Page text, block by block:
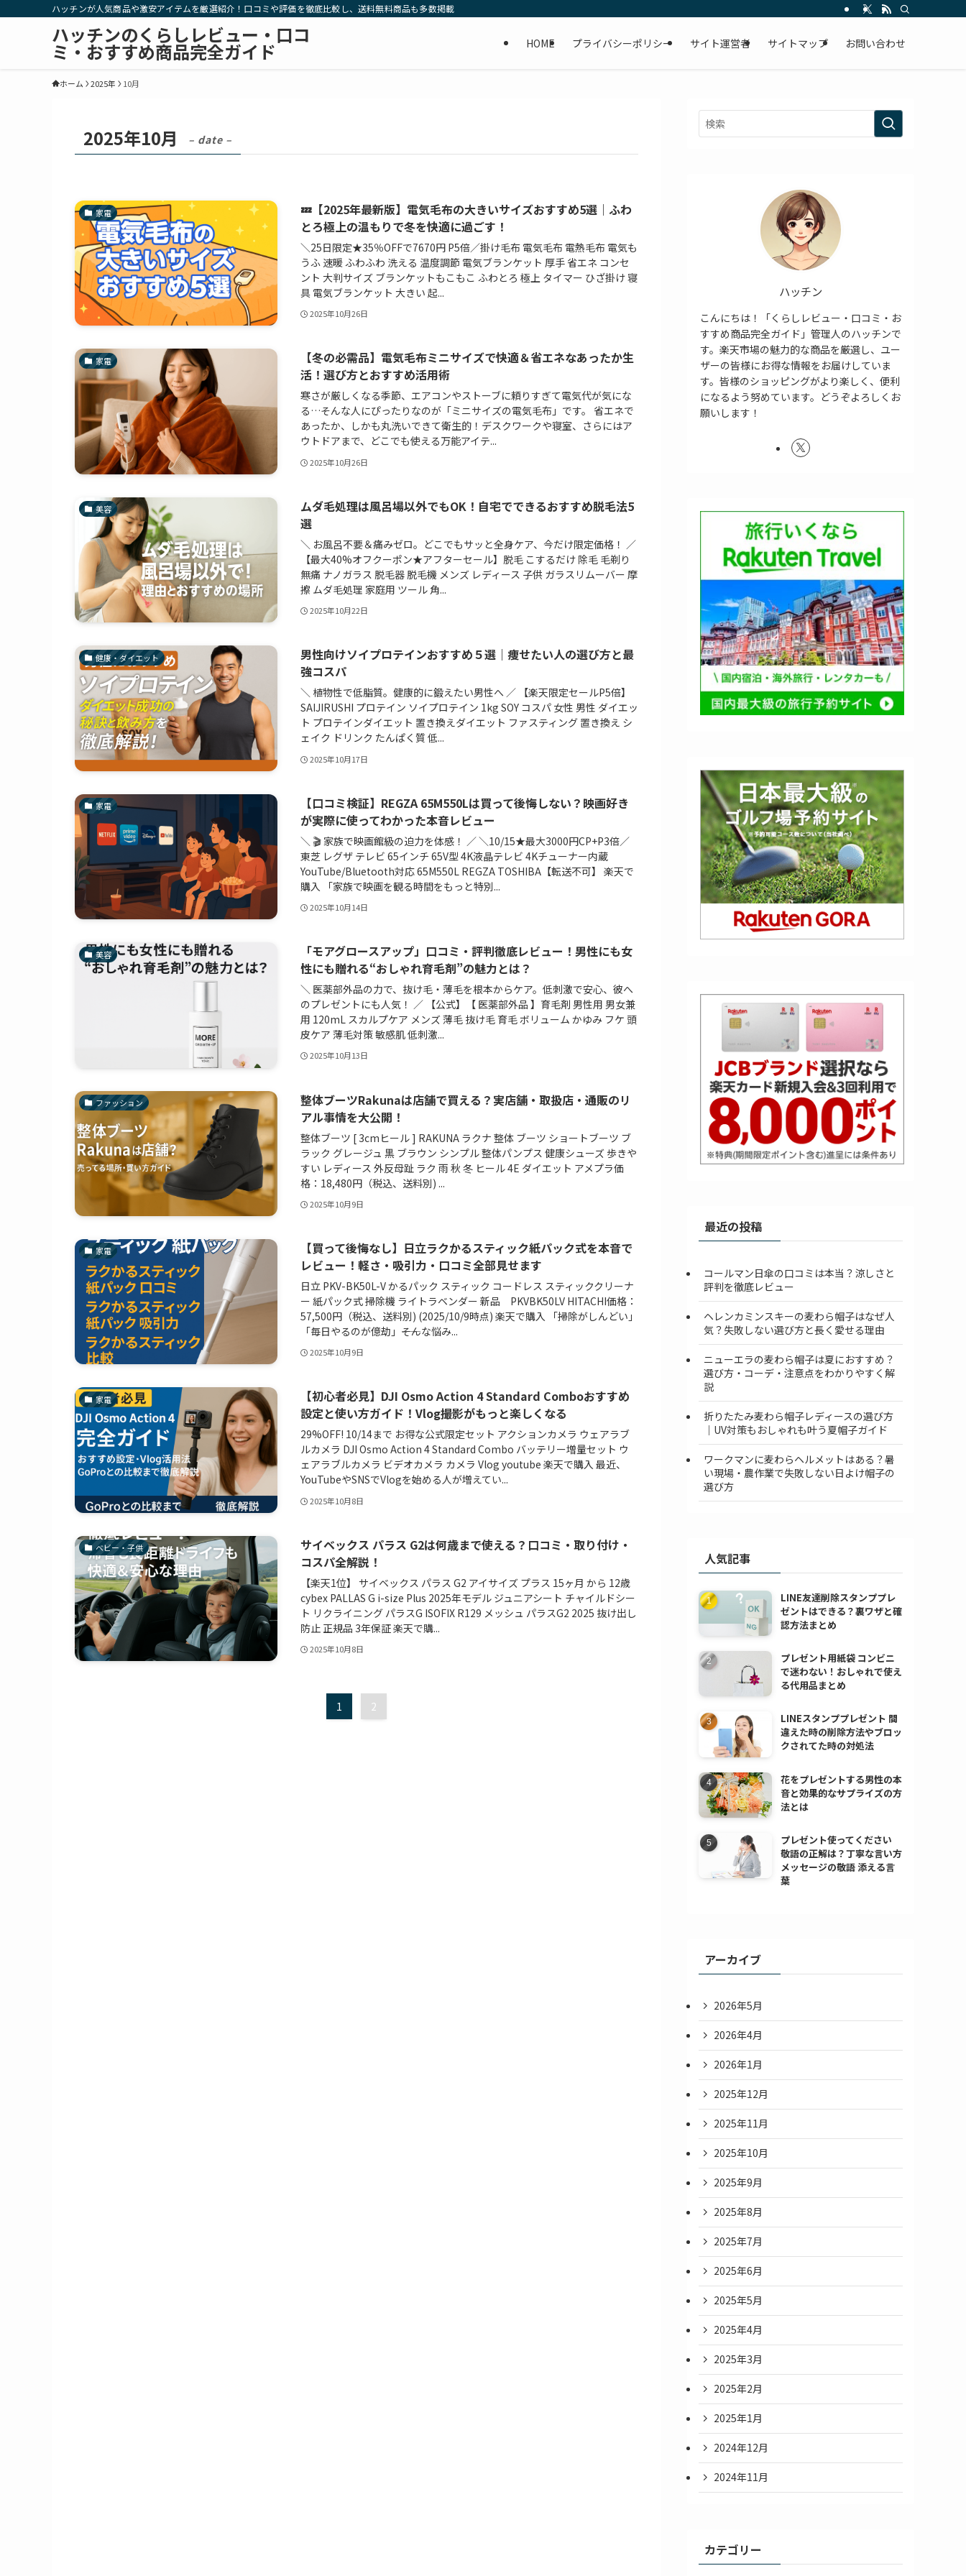
ハッチンが人気商品や激安アイテムを厳選紹介！口コミや評価を徹底比較し、送料無料商品も多数掲載
ハッチンのくらしレビュー・口コ
ミ・おすすめ商品完全ガイド HOME プライバシーポリシー サイト運営者 サイトマップ お問い合わせ
ホーム 2025年 10月
2025年10月 – date –
家電
💤【2025年最新版】電気毛布の大きいサイズおすすめ5選｜ふわ
とろ極上の温もりで冬を快適に過ごす！
＼25日限定★35％OFFで7670円 P5倍／掛け毛布 電気毛布 電熱毛布 電気も
うふ 速暖 ふわふわ 洗える 温度調節 電気ブランケット 厚手 省エネ コンセ
ント 大判サイズ ブランケットもこもこ ふわとろ 極上 タイマー ひざ掛け 寝
具 電気ブランケット 大きい 起...
2025年10月26日
家電
【冬の必需品】電気毛布ミニサイズで快適＆省エネなあったか生
活！選び方とおすすめ活用術
寒さが厳しくなる季節、エアコンやストーブに頼りすぎて電気代が気にな
る…そんな人にぴったりなのが「ミニサイズの電気毛布」です。 省エネで
あったか、しかも丸洗いできて衛生的！デスクワークや寝室、さらにはア
ウトドアまで、どこでも使える万能アイテ...
2025年10月26日
美容
ムダ毛処理は風呂場以外でもOK！自宅でできるおすすめ脱毛法5
選
＼ お風呂不要＆痛みゼロ。どこでもサッと全身ケア、今だけ限定価格！ ／
【最大40%オフクーポン★アフターセール】脱毛 こするだけ 除毛 毛剃り
無痛 ナノガラス 脱毛器 脱毛機 メンズ レディース 子供 ガラスリムーバー 摩
擦 ムダ毛処理 家庭用 ツール 角...
2025年10月22日
健康・ダイエット
男性向けソイプロテインおすすめ５選｜痩せたい人の選び方と最
強コスパ
＼ 植物性で低脂質。健康的に鍛えたい男性へ ／ 【楽天限定セールP5倍】
SAIJIRUSHI プロテイン ソイプロテイン 1kg SOY コスパ 女性 男性 ダイエッ
ト プロテインダイエット 置き換えダイエット ファスティング 置き換え シ
ェイク ドリンク たんぱく質 低...
2025年10月17日
家電
【口コミ検証】REGZA 65M550Lは買って後悔しない？映画好き
が実際に使ってわかった本音レビュー
＼ 🎬 家族で映画館級の迫力を体感！ ／ ＼10/15★最大3000円CP+P3倍／
東芝 レグザ テレビ 65インチ 65V型 4K液晶テレビ 4Kチューナー内蔵
YouTube/Bluetooth対応 65M550L REGZA TOSHIBA【転送不可】 楽天で
購入 「家族で映画を観る時間をもっと特別...
2025年10月14日
美容
「モアグロースアップ」口コミ・評判徹底レビュー！男性にも女
性にも贈れる“おしゃれ育毛剤”の魅力とは？
＼ 医薬部外品の力で、抜け毛・薄毛を根本からケア。低刺激で安心、彼へ
のプレゼントにも人気！ ／ 【公式】【 医薬部外品 】育毛剤 男性用 男女兼
用 120mL スカルプケア メンズ 薄毛 抜け毛 育毛 ボリューム かゆみ フケ 頭
皮ケア 薄毛対策 敏感肌 低刺激...
2025年10月13日
ファッション
整体ブーツRakunaは店舗で買える？実店舗・取扱店・通販のリ
アル事情を大公開！
整体ブーツ [ 3cmヒール ] RAKUNA ラクナ 整体 ブーツ ショートブーツ ブ
ラック グレージュ 黒 ブラウン シンプル 整体パンプス 健康シューズ 歩きや
すい レディース 外反母趾 ラク 雨 秋 冬 ヒール 4E ダイエット アメプラ価
格：18,480円（税込、送料別) ...
2025年10月9日
家電
【買って後悔なし】日立ラクかるスティック紙パック式を本音で
レビュー！軽さ・吸引力・口コミ全部見せます
日立 PKV-BK50L-V かるパック スティック コードレス スティッククリーナ
ー 紙パック式 掃除機 ライトラベンダー 新品 PKVBK50LV HITACHI価格：
57,500円（税込、送料別) (2025/10/9時点) 楽天で購入 「掃除がしんどい」
「毎日やるのが億劫」――そんな悩み...
2025年10月9日
家電
【初心者必見】DJI Osmo Action 4 Standard Comboおすすめ
設定と使い方ガイド！Vlog撮影がもっと楽しくなる
29%OFF! 10/14まで お得な公式限定セット アクションカメラ ウェアラブ
ルカメラ DJI Osmo Action 4 Standard Combo バッテリー増量セット ウ
ェアラブルカメラ ビデオカメラ カメラ Vlog youtube 楽天で購入 最近、
YouTubeやSNSでVlogを始める人が増えてい...
2025年10月8日
ベビー・子供
サイベックス パラス G2は何歳まで使える？口コミ・取り付け・
コスパ全解説！
【楽天1位】 サイベックス パラス G2 アイサイズ プラス 15ヶ月 から 12歳
cybex PALLAS G i-size Plus 2025年モデル ジュニアシート チャイルドシー
ト リクライニング パラスG ISOFIX R129 メッシュ パラスG2 2025 抜け出し
防止 正規品 3年保証 楽天で購...
2025年10月8日
1 2
ハッチン
こんにちは！「くらしレビュー・口コミ・お
すすめ商品完全ガイド」管理人のハッチンで
す。楽天市場の魅力的な商品を厳選し、ユー
ザーの皆様にお得な情報をお届けしていま
す。皆様のショッピングがより楽しく、便利
になるよう努めています。どうぞよろしくお
願いします！
最近の投稿
コールマン日傘の口コミは本当？涼しさと
評判を徹底レビュー
ヘレンカミンスキーの麦わら帽子はなぜ人
気？失敗しない選び方と長く愛せる理由
ニューエラの麦わら帽子は夏におすすめ？
選び方・コーデ・注意点をわかりやすく解
説
折りたたみ麦わら帽子レディースの選び方
｜UV対策もおしゃれも叶う夏帽子ガイド
ワークマンに麦わらヘルメットはある？暑
い現場・農作業で失敗しない日よけ帽子の
選び方
人気記事
LINE友達削除スタンププレ
ゼントはできる？裏ワザと確
認方法まとめ
プレゼント用紙袋 コンビニ
で迷わない！おしゃれで使え
る代用品まとめ
LINEスタンププレゼント 間
違えた時の削除方法やブロッ
クされてた時の対処法
花をプレゼントする男性の本
音と効果的なサプライズの方
法とは
プレゼント使ってください
敬語の正解は？丁寧な言い方
メッセージの敬語 添える言
葉
アーカイブ
2026年5月
2026年4月
2026年1月
2025年12月
2025年11月
2025年10月
2025年9月
2025年8月
2025年7月
2025年6月
2025年5月
2025年4月
2025年3月
2025年2月
2025年1月
2024年12月
2024年11月
カテゴリー